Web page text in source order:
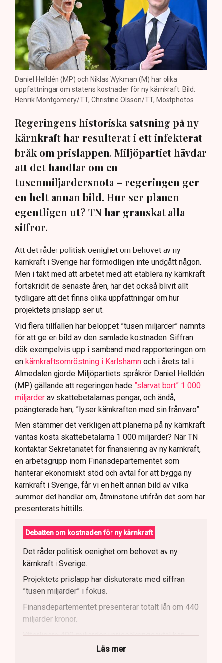
Daniel Helldén (MP) och Niklas Wykman (M) har olika
uppfattningar om statens kostnader för ny kärnkraft. Bild:
Henrik Montgomery/TT, Christine Olsson/TT, Mostphotos
Regeringens historiska satsning på ny
kärnkraft har resulterat i ett infekterat
bråk om prislappen. Miljöpartiet hävdar
att det handlar om en
tusenmiljardersnota – regeringen ger
en helt annan bild. Hur ser planen
egentligen ut? TN har granskat alla
siffror.
Att det råder politisk oenighet om behovet av ny
kärnkraft i Sverige har förmodligen inte undgått någon.
Men i takt med att arbetet med att etablera ny kärnkraft
fortskridit de senaste åren, har det också blivit allt
tydligare att det finns olika uppfattningar om hur
projektets prislapp ser ut.
Vid flera tillfällen har beloppet ”tusen miljarder” nämnts
för att ge en bild av den samlade kostnaden. Siffran
dök exempelvis upp i samband med rapporteringen om
en kärnkraftsomröstning i Karlshamn och i årets tal i
Almedalen gjorde Miljöpartiets språkrör Daniel Helldén
(MP) gällande att regeringen hade ”slarvat bort” 1 000
miljarder av skattebetalarnas pengar, och ändå,
poängterade han, ”lyser kärnkraften med sin frånvaro”.
Men stämmer det verkligen att planerna på ny kärnkraft
väntas kosta skattebetalarna 1 000 miljarder? När TN
kontaktar Sekretariatet för finansiering av ny kärnkraft,
en arbetsgrupp inom Finansdepartementet som
hanterar ekonomiskt stöd och avtal för att bygga ny
kärnkraft i Sverige, får vi en helt annan bild av vilka
summor det handlar om, åtminstone utifrån det som har
presenterats hittills.
Debatten om kostnaden för ny kärnkraft
Det råder politisk oenighet om behovet av ny
kärnkraft i Sverige.
Projektets prislapp har diskuterats med siffran
”tusen miljarder” i fokus.
Finansdepartementet presenterar totalt lån om 440
miljarder kronor.
Ytterligare 400 miljarder i prissäkringsavtal kan
påverka statens kostnader.
Läs mer